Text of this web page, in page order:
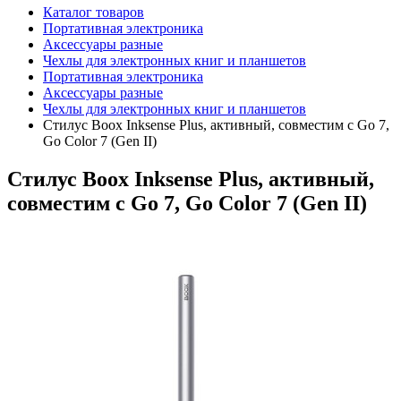
Каталог товаров
Портативная электроника
Аксессуары разные
Чехлы для электронных книг и планшетов
Портативная электроника
Аксессуары разные
Чехлы для электронных книг и планшетов
Стилус Boox Inksense Plus, активный, совместим с Go 7,
Go Color 7 (Gen II)
Стилус Boox Inksense Plus, активный,
совместим с Go 7, Go Color 7 (Gen II)